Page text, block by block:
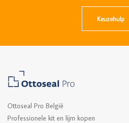
Keuzehulp
Ottoseal Pro België
Professionele kit en lijm kopen